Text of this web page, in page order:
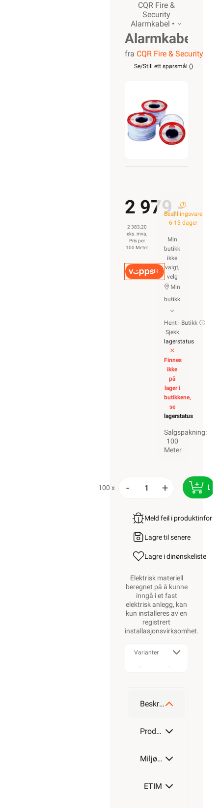
CQR Fire &
Security
Alarmkabel •
Alarmkabel
skjermet,
fra CQR Fire & Security
Se/Still ett spørsmål ()
2 979,-
2 383,20
eks. mva.
Pris per
100 Meter
Hurtigkasse
Bestillingsvare
6-13 dager
Min
butikk
ikke
valgt,
velg
Min
butikk
Hent-i-Butikk
Sjekk
lagerstatus
Finnes
ikke
på
lager i
butikkene,
se
lagerstatus
Salgspakning:
100
Meter
100 x - +
Meld feil i
Lagre til senere
Lagre i dinønskeliste
Elektrisk materiell
beregnet på å kunne
inngå i et fast
elektrisk anlegg, kan
kun installeres av en
registrert
installasjonsvirksomhet.
Varianter
Beskrivelse
Produktdetaljer
Miljøparametere
ETIM